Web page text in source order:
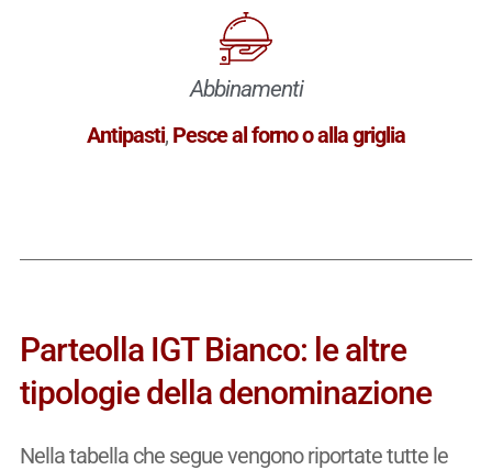
Abbinamenti
Antipasti, Pesce al forno o alla griglia
Parteolla IGT Bianco: le altre
tipologie della denominazione
Nella tabella che segue vengono riportate tutte le